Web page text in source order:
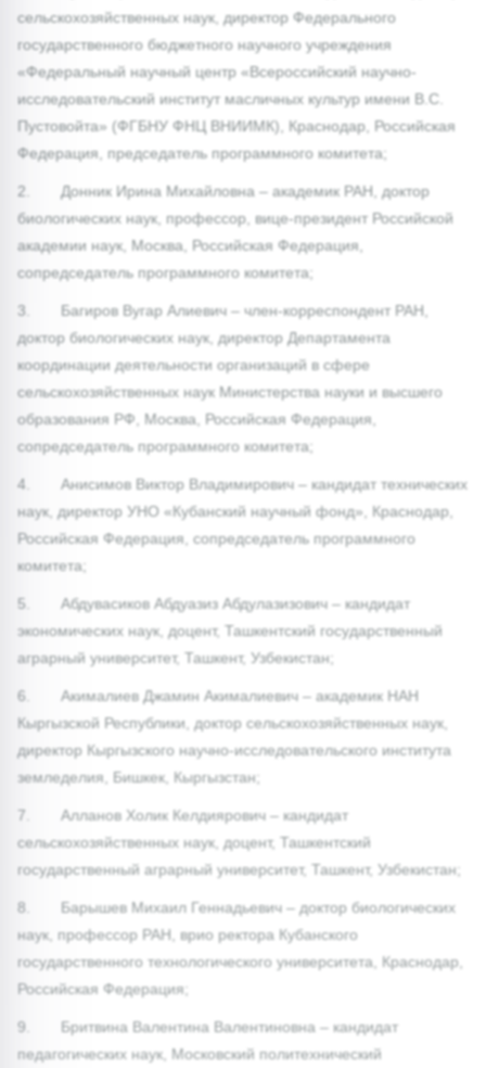
сельскохозяйственных наук, директор Федерального
государственного бюджетного научного учреждения
«Федеральный научный центр «Всероссийский научно-
исследовательский институт масличных культур имени В.С.
Пустовойта» (ФГБНУ ФНЦ ВНИИМК), Краснодар, Российская
Федерация, председатель программного комитета;
2. Донник Ирина Михайловна – академик РАН, доктор
биологических наук, профессор, вице-президент Российской
академии наук, Москва, Российская Федерация,
сопредседатель программного комитета;
3. Багиров Вугар Алиевич – член-корреспондент РАН,
доктор биологических наук, директор Департамента
координации деятельности организаций в сфере
сельскохозяйственных наук Министерства науки и высшего
образования РФ, Москва, Российская Федерация,
сопредседатель программного комитета;
4. Анисимов Виктор Владимирович – кандидат технических
наук, директор УНО «Кубанский научный фонд», Краснодар,
Российская Федерация, сопредседатель программного
комитета;
5. Абдувасиков Абдуазиз Абдулазизович – кандидат
экономических наук, доцент, Ташкентский государственный
аграрный университет, Ташкент, Узбекистан;
6. Акималиев Джамин Акималиевич – академик НАН
Кыргызской Республики, доктор сельскохозяйственных наук,
директор Кыргызского научно-исследовательского института
земледелия, Бишкек, Кыргызстан;
7. Алланов Холик Келдиярович – кандидат
сельскохозяйственных наук, доцент, Ташкентский
государственный аграрный университет, Ташкент, Узбекистан;
8. Барышев Михаил Геннадьевич – доктор биологических
наук, профессор РАН, врио ректора Кубанского
государственного технологического университета, Краснодар,
Российская Федерация;
9. Бритвина Валентина Валентиновна – кандидат
педагогических наук, Московский политехнический